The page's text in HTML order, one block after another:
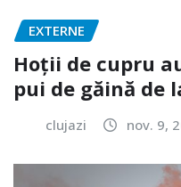
EXTERNE
Hoții de cupru
pui de găină de
clujazi nov. 9,